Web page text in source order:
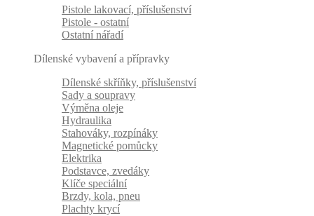
Pistole lakovací, příslušenství
Pistole - ostatní
Ostatní nářadí
Dílenské vybavení a přípravky
Dílenské skříňky, příslušenství
Sady a soupravy
Výměna oleje
Hydraulika
Stahováky, rozpínáky
Magnetické pomůcky
Elektrika
Podstavce, zvedáky
Klíče speciální
Brzdy, kola, pneu
Plachty krycí